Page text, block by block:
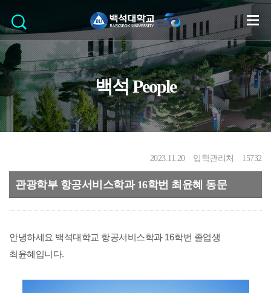
백석 People
2023.11.20 입학관리처 15732
관광학부 항공서비스학과 16학번 최윤혜 동문
안녕하세요 백석대학교 항공서비스학과 16학번 졸업생
최윤혜입니다.